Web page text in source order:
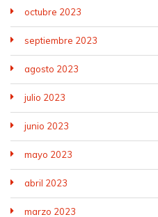
octubre 2023
septiembre 2023
agosto 2023
julio 2023
junio 2023
mayo 2023
abril 2023
marzo 2023